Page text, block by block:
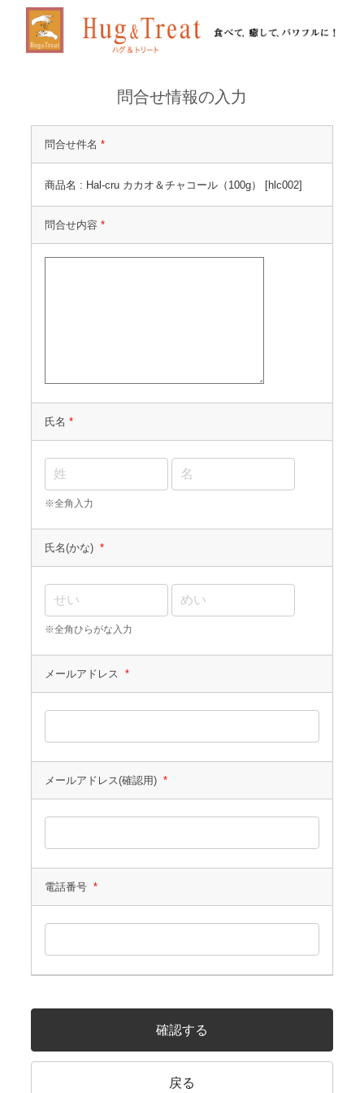
問合せ情報の入力
問合せ件名 *
商品名 : Hal-cru カカオ＆チャコール（100g） [hlc002]
問合せ内容 *
氏名 *
※全角入力
氏名(かな) *
※全角ひらがな入力
メールアドレス *
メールアドレス(確認用) *
電話番号 *
確認する
戻る